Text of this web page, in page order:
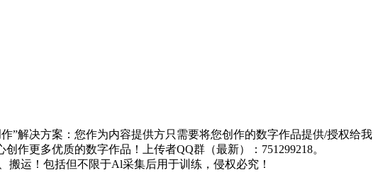
”解决方案：您作为内容提供方只需要将您创作的数字作品提供/授权给我
作更多优质的数字作品！上传者QQ群（最新）：751299218。
搬运！包括但不限于Al采集后用于训练，侵权必究！